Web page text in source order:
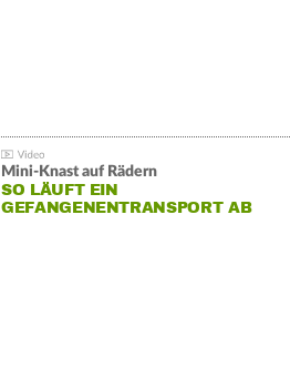
Mini-Knast auf Rädern
SO LÄUFT EIN
GEFANGENENTRANSPORT AB